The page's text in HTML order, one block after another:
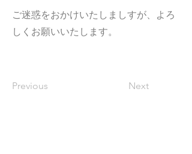
ご迷惑をおかけいたしましすが、よろ
しくお願いいたします。
Previous Next